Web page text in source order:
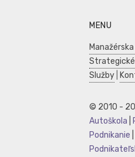
MENU
Strategické
Služby
© 2010 -
Autoškola
Podnikanie